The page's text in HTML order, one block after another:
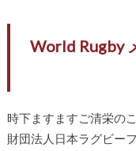
World Rugby
時下ますますご清栄の
財団法人日本ラグビー